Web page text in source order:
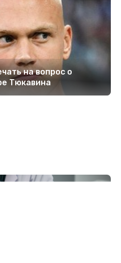
на вопрос о
Тюкавина